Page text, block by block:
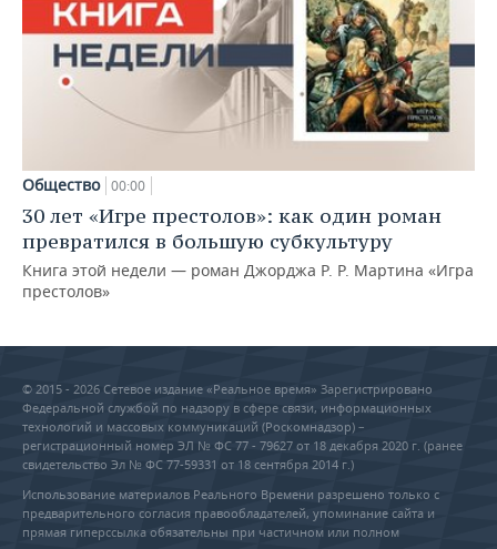
Общество 00:00
30 лет «Игре престолов»: как один роман
превратился в большую субкультуру
Книга этой недели — роман Джорджа Р. Р. Мартина «Игра
престолов»
© 2015 - 2026 Сетевое издание «Реальное время» Зарегистрировано
Федеральной службой по надзору в сфере связи, информационных
технологий и массовых коммуникаций (Роскомнадзор) –
регистрационный номер ЭЛ № ФС 77 - 79627 от 18 декабря 2020 г. (ранее
свидетельство Эл № ФС 77-59331 от 18 сентября 2014 г.)
Использование материалов Реального Времени разрешено только с
предварительного согласия правообладателей, упоминание сайта и
прямая гиперссылка обязательны при частичном или полном